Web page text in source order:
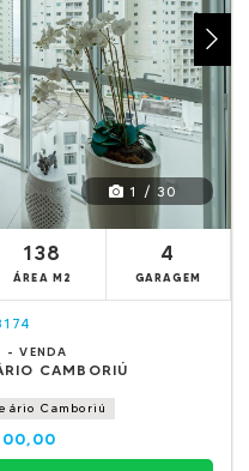
1 / 30
138
ÁREA M2
4
GARAGEM
- VENDA
CAMBORIÚ
Camboriú